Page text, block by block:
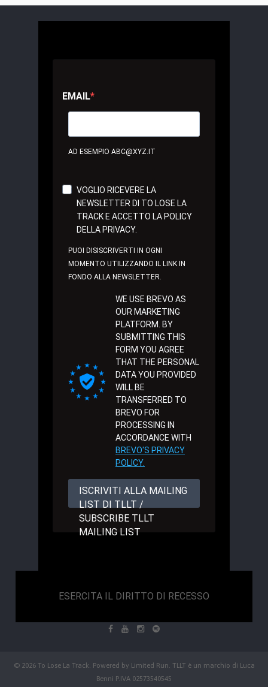
EMAIL
AD ESEMPIO ABC@XYZ.IT
VOGLIO RICEVERE LA
NEWSLETTER DI TO LOSE LA
TRACK E ACCETTO LA POLICY
DELLA PRIVACY.
PUOI DISISCRIVERTI IN OGNI
MOMENTO UTILIZZANDO IL LINK IN
FONDO ALLA NEWSLETTER.
WE USE BREVO AS
OUR MARKETING
PLATFORM. BY
SUBMITTING THIS
FORM YOU AGREE
THAT THE PERSONAL
DATA YOU PROVIDED
WILL BE
TRANSFERRED TO
BREVO FOR
PROCESSING IN
ACCORDANCE WITH
BREVO'S PRIVACY
POLICY.
ISCRIVITI ALLA MAILING
LIST DI TLLT /
SUBSCRIBE TLLT
MAILING LIST
ESERCITA IL DIRITTO DI RECESSO
© 2026 To Lose La Track. Powered by Limited Run . TLLT è un marchio di Luca
Benni P.IVA 02573540545